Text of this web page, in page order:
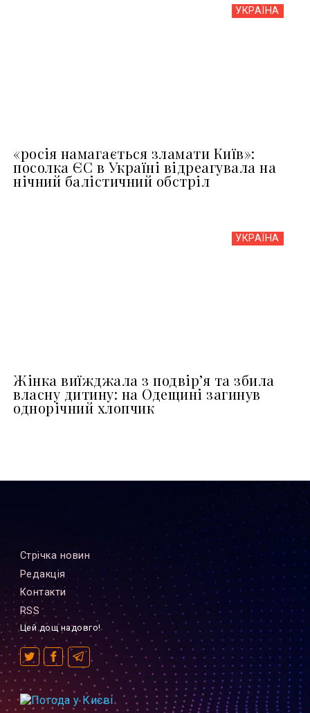
УКРАЇНА
«росія намагається зламати Київ»:
посолка ЄС в Україні відреагувала на
нічний балістичний обстріл
УКРАЇНА
Жінка виїжджала з подвір’я та збила
власну дитину: на Одещині загинув
однорічний хлопчик
Стрiчка новин
Редакцiя
Контакти
RSS
Цей дощ надовго!